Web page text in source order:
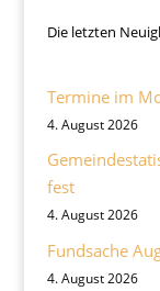
Die letzten
Termine im
4. August 2026
fest
4. August 2026
Fundsache
4. August 2026